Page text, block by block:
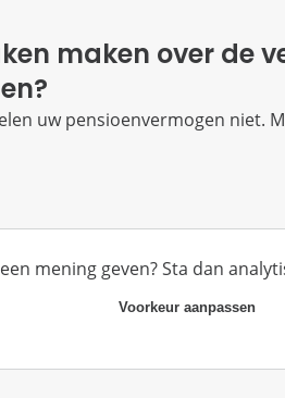
maken over de
uw pensioenvermogen niet.
mening geven? Sta dan
Voorkeur aanpassen